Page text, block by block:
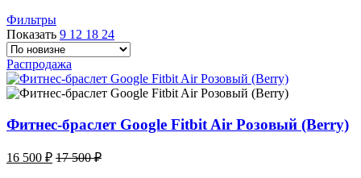
Фильтры
Показать 9 12 18 24
Распродажа
Фитнес-браслет Google Fitbit Air Розовый (Berry)
16 500 ₽ 17 500₽